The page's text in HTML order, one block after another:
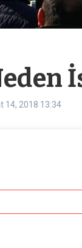
14, 2018 13:34